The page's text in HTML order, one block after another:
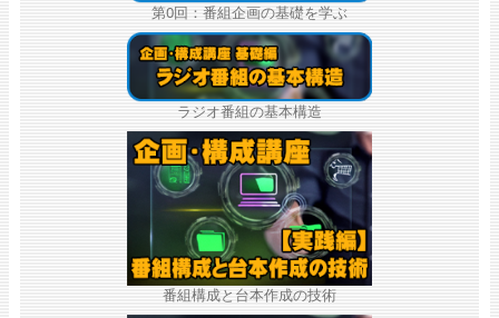
第0回：番組企画の基礎を学ぶ
ラジオ番組の基本構造
番組構成と台本作成の技術